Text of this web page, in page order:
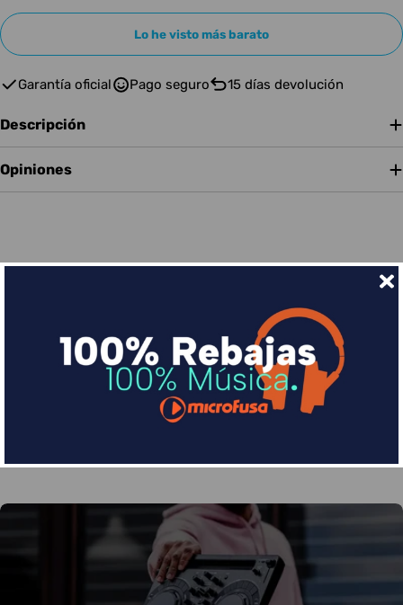
Lo he visto más barato
Garantía oficial Pago seguro 15 días devolución
Descripción
Opiniones
Financia tus compras con Sequra
Divide en 3 sin coste o hasta en 18 meses por una
pequeña cuota al mes con Sequra
Más info